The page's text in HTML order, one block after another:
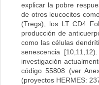
explicar la pobre
de otros leucocitos
(Tregs), los LT CD4
producción de
como las células
senescencia
investigación
código 55808 (ver
(proyectos HERMES: